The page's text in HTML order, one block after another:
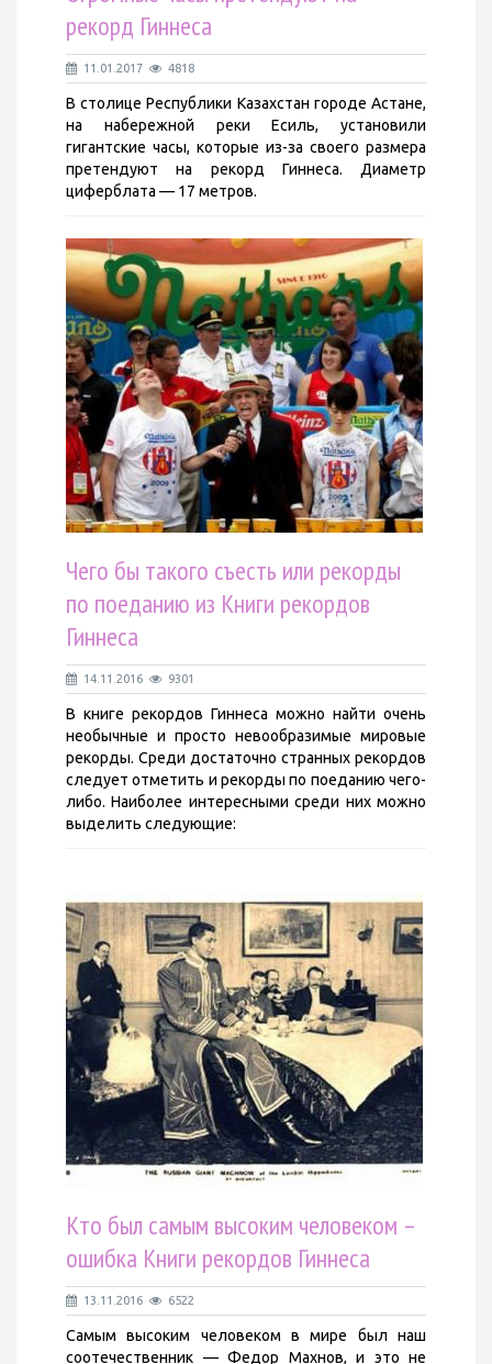
рекорд Гиннеса
11.01.2017 4818
В столице Республики Казахстан городе Астане,
на набережной реки Есиль, установили
гигантские часы, которые из-за своего размера
претендуют на рекорд Гиннеса. Диаметр
циферблата — 17 метров.
Чего бы такого съесть или рекорды
по поеданию из Книги рекордов
Гиннеса
14.11.2016 9301
В книге рекордов Гиннеса можно найти очень
необычные и просто невообразимые мировые
рекорды. Среди достаточно странных рекордов
следует отметить и рекорды по поеданию чего-
либо. Наиболее интересными среди них можно
выделить следующие:
Кто был самым высоким человеком –
ошибка Книги рекордов Гиннеса
13.11.2016 6522
Самым высоким человеком в мире был наш
соотечественник — Федор Махнов, и это не